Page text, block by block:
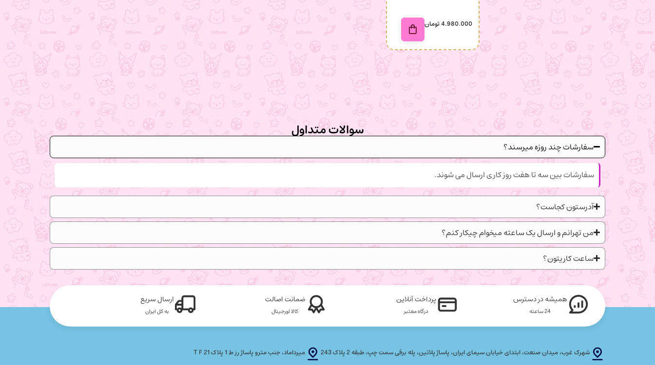
4.980.000تومان 498.000 تومان
سوالات متداول
سفارشات چند روزه میرسند؟
سفارشات بین سه تا هفت روز کاری ارسال می شوند.
آدرستون کجاست؟
من تهرانم و ارسال یک ساعته میخوام چیکار کنم؟
ساعت کاریتون؟
همیشه در دسترس
24 ساعته
پرداخت آنلاین
درگاه معتبر
ضمانت اصالت
کالا اورجینال
ارسال سریع
به کل ایران
شهرک غرب، میدان صنعت، ابتدای خیابان سیمای ایران، پاساژ پلاتین، پله برقی سمت چپ، طبقه 2 پلاک 243 میرداماد، جنب مترو پاساژ رز ط 1 پلاک T F 21